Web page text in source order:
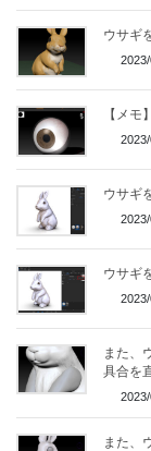
ウサギ
【メ
ウサギ
ウサギ
また、
具合を
また、